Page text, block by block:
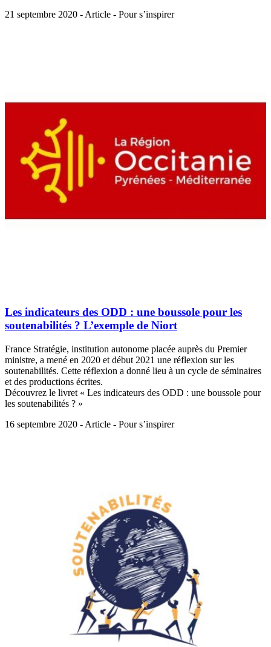
21 septembre 2020 - Article - Pour s’inspirer
Les indicateurs des ODD : une boussole pour les
soutenabilités ? L’exemple de Niort
France Stratégie, institution autonome placée auprès du Premier
ministre, a mené en 2020 et début 2021 une réflexion sur les
soutenabilités. Cette réflexion a donné lieu à un cycle de séminaires
et des productions écrites.
Découvrez le livret « Les indicateurs des ODD : une boussole pour
les soutenabilités ? »
16 septembre 2020 - Article - Pour s’inspirer